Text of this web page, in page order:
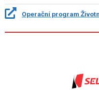
Operační program